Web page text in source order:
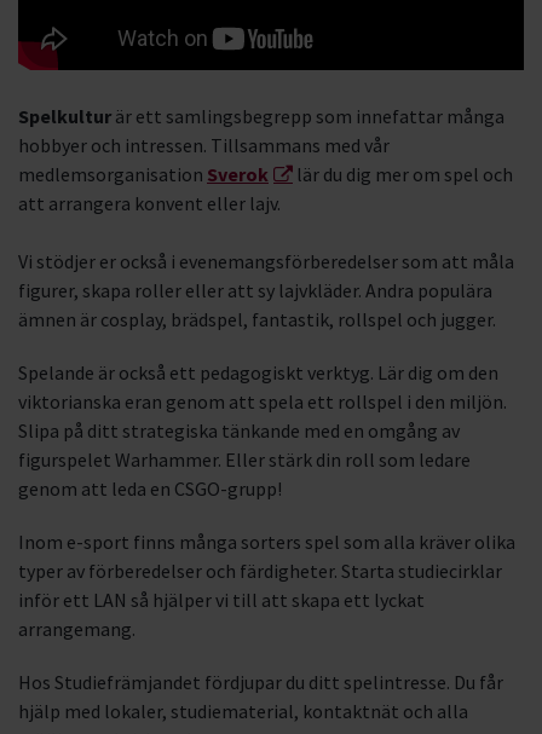
Rollspel
Figurmålning
Spelkultur är ett samlingsbegrepp som innefattar många
hobbyer och intressen. Tillsammans med vår
medlemsorganisation Sverok
lär du dig mer om spel och
att arrangera konvent eller lajv.
Vi stödjer er också i evenemangsförberedelser som att måla
figurer, skapa roller eller att sy lajvkläder. Andra populära
ämnen är cosplay, brädspel, fantastik, rollspel och jugger.
Spelande är också ett pedagogiskt verktyg. Lär dig om den
viktorianska eran genom att spela ett rollspel i den miljön.
Slipa på ditt strategiska tänkande med en omgång av
figurspelet Warhammer. Eller stärk din roll som ledare
genom att leda en CSGO-grupp!
Inom e-sport finns många sorters spel som alla kräver olika
typer av förberedelser och färdigheter. Starta studiecirklar
inför ett LAN så hjälper vi till att skapa ett lyckat
arrangemang.
Hos Studiefrämjandet fördjupar du ditt spelintresse. Du får
hjälp med lokaler, studiematerial, kontaktnät och alla